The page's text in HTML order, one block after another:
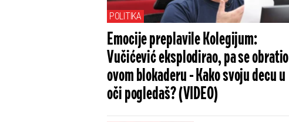
POLITIKA
Emocije preplavile Kolegijum:
Vučićević eksplodirao, pa se obratio
ovom blokaderu - Kako svoju decu u
oči pogledaš? (VIDEO)